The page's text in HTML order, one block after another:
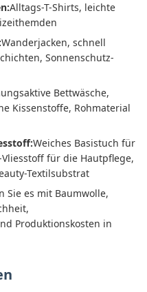
Alltags-T-Shirts, leichte
Wanderjacken, schnell
Sonnenschutz-
Bettwäsche,
Kissenstoffe, Rohmaterial
Weiches Basistuch für
für die Hautpflege,
Textilsubstrat
Sie es mit Baumwolle,
Produktionskosten in